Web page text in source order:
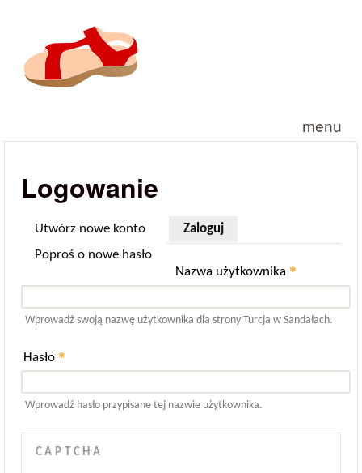
menu
Logowanie
Utwórz nowe konto Zaloguj(aktywna karta)
Poproś o nowe hasło
Nazwa użytkownika*
Wprowadź swoją nazwę użytkownika dla strony Turcja w Sandałach.
Hasło *
Wprowadź hasło przypisane tej nazwie użytkownika.
CAPTCHA